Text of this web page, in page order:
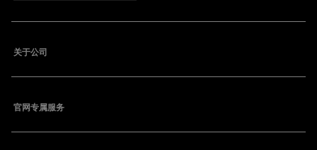
关于公司
官网专属服务